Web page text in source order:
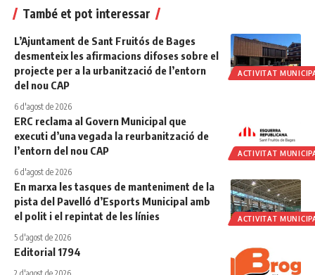
També et pot interessar
ACTIVITAT
L’Ajuntament de Sant Fruitós de Bages
desmenteix les afirmacions difoses sobre el
projecte per a la urbanització de l’entorn
del nou CAP
6 d'agost de 2026
ACTIVITAT
ERC reclama al Govern Municipal que
executi d’una vegada la reurbanització de
l’entorn del nou CAP
6 d'agost de 2026
ACTIVITAT
En marxa les tasques de manteniment de la
pista del Pavelló d’Esports Municipal amb
el polit i el repintat de les línies
5 d'agost de 2026
Editorial 1794